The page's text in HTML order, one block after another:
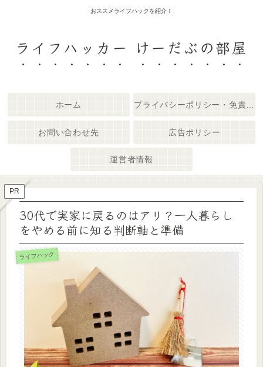
おススメライフハックを紹介！
ライフハッカー けーだぶの部屋
ホーム
お問い合わせ先 広告ポリシー
運営者情報
PR
30代で実家に戻るのはアリ？一人暮らし
をやめる前に知る判断軸と準備
ライフハック